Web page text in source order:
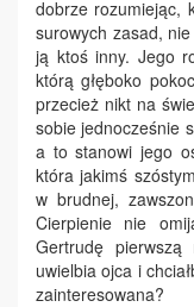
dobrze rozumiejąc,
surowych zasad,
ją ktoś inny. Jego
którą głęboko
przecież nikt na
sobie jednocześnie
a to stanowi jego
która jakimś
w brudnej,
Cierpienie nie
Gertrudę pierwszą
uwielbia ojca i
zainteresowana?